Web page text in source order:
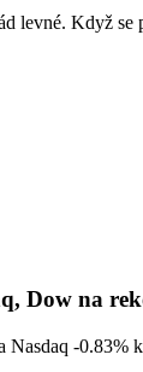
levné. Když
Dow na
Nasdaq -0.83%